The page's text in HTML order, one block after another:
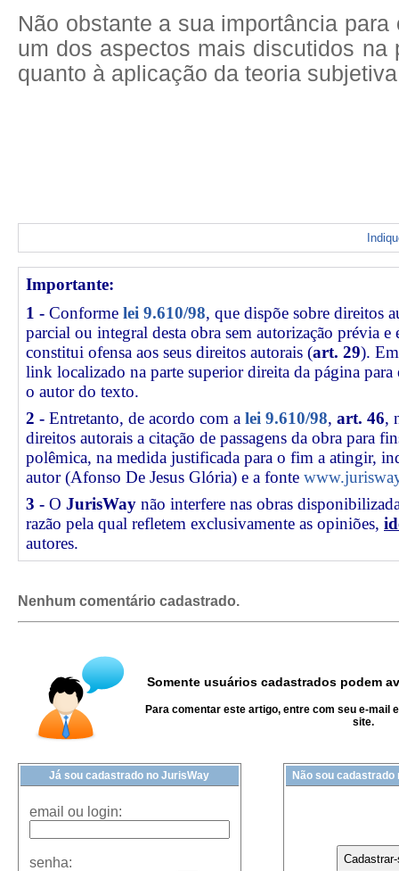
Não obstante a sua importância
um dos aspectos mais discutidos na
quanto à aplicação da teoria
Importante:
1 - Conforme lei 9.610/98, que dispõe sobre direitos
parcial ou integral desta obra sem autorização prévia e
constitui ofensa aos seus direitos autorais (art. 29).
link localizado na parte superior direita da página
o autor do texto.
2 - Entretanto, de acordo com a lei 9.610/98, art. 46,
direitos autorais a citação de passagens da obra para
polêmica, na medida justificada para o fim a atingir,
autor (Afonso De Jesus Glória) e a fonte
3 - O JurisWay não interfere nas obras
razão pela qual refletem exclusivamente as opiniões,
autores.
Nenhum comentário cadastrado.
Somente usuários cadastrados podem
Para comentar este artigo, entre com seu e-mail
site.
Já sou cadastrado no JurisWay
email ou login:
senha:
Não sou cadastrado